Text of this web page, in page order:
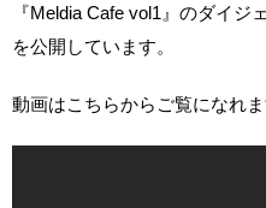
『Meldia Cafe vol1』のダイ
を公開しています。
動画はこちらからご覧になれま